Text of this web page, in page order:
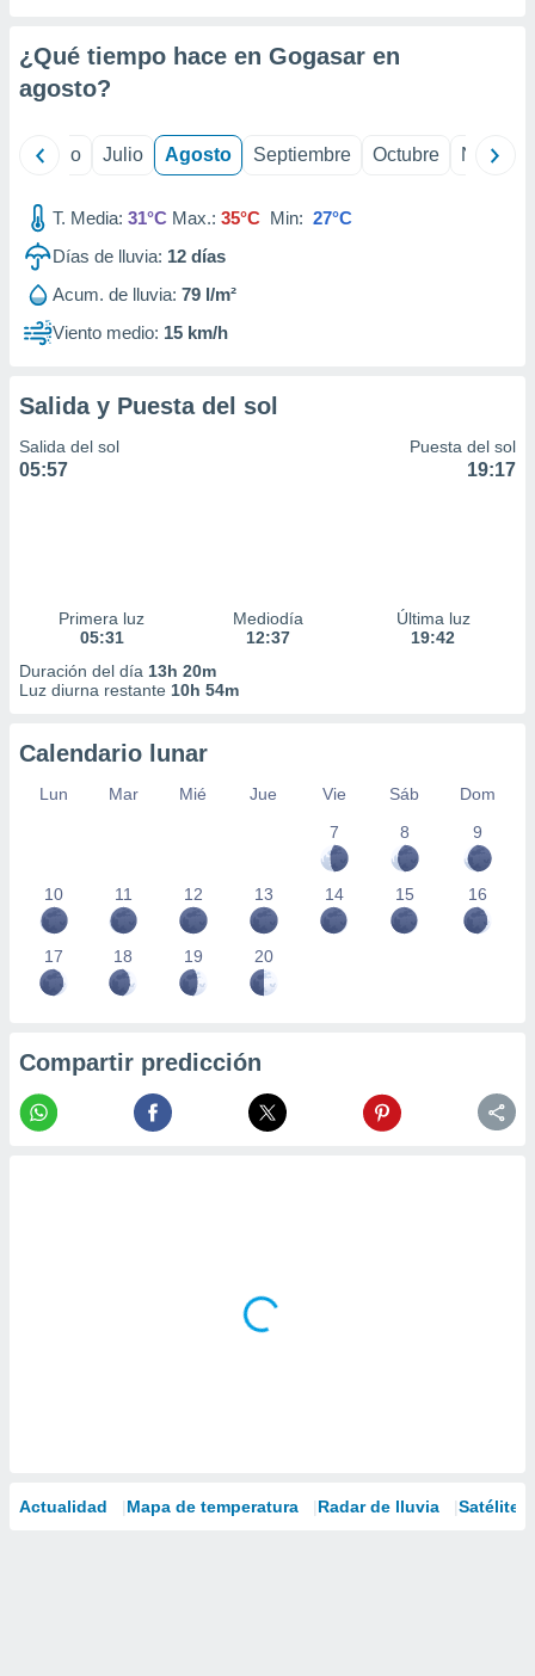
e
mediante
publicidad
publicidad
de
1199
¿Qué tiempo hace en Gogasar en
agosto?
Junio Julio Agosto Septiembre Octubre
T. Media: 31°C Max.: 35°C Min: 27°C
Días de lluvia: 12 días
Acum. de lluvia: 79 l/m²
Viento medio: 15 km/h
Salida y Puesta del sol
Salida del sol
05:57
Puesta del sol
19:17
Primera luz
05:31
Mediodía
12:37
Última luz
19:42
Duración del día 13h 20m
Luz diurna restante 10h 54m
Calendario lunar
Lun Mar Mié Jue Vie Sáb
Dom
7
8 9
10 11 12 13 14 15 16
17 18 19 20
Compartir predicción
Actualidad Mapa de temperatura Radar de lluvia Satélites